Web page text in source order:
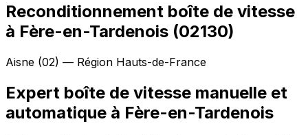
Reconditionnement boîte de vitesse
à Fère-en-Tardenois (02130)
Aisne (02) — Région Hauts-de-France
Expert boîte de vitesse manuelle et
automatique à Fère-en-Tardenois